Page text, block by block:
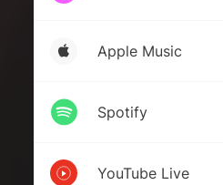
Apple Music
Spotify
YouTube Live